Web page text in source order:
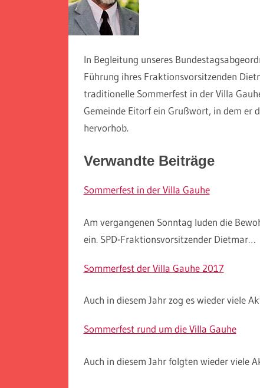
In Begleitung unseres
Führung ihres Fraktionsvorsitzenden
traditionelle Sommerfest in der Villa
Gemeinde Eitorf ein Grußwort, in dem er
hervorhob.
Verwandte Beiträge
Sommerfest in der Villa Gauhe
Am vergangenen Sonntag luden die
ein. SPD-Fraktionsvorsitzender Dietmar…
Sommerfest der Villa Gauhe 2017
Auch in diesem Jahr zog es wieder viele
Sommerfest rund um die Villa Gauhe
Auch in diesem Jahr folgten wieder viele